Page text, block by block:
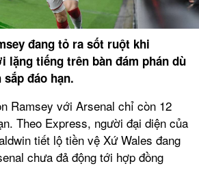
đang tỏ ra sốt ruột khi
lặng tiếng trên bàn đám phán dù
đáo hạn.
Ramsey với Arsenal chỉ còn 12
Theo Express, người đại diện của
tiết lộ tiền vệ Xứ Wales đang
chưa đả động tới hợp đồng